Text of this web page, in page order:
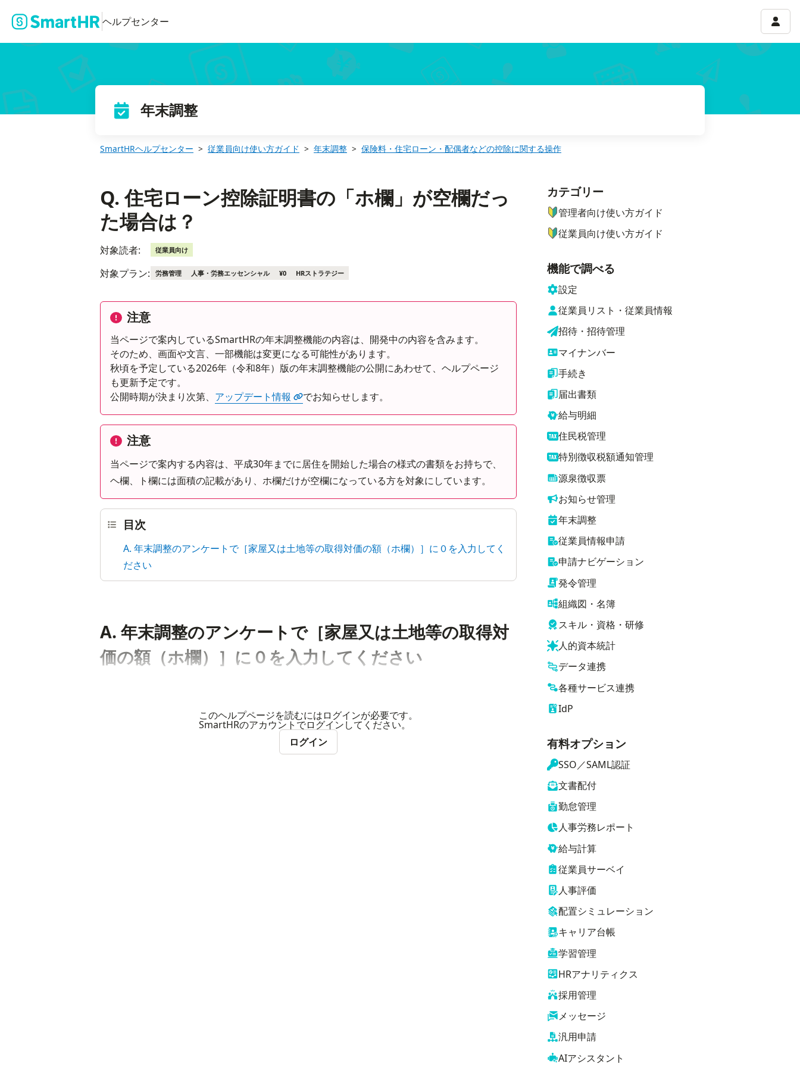
ヘルプセンター アカ
年末調整
SmartHRヘルプセンター 従業員向け使い方ガイド 年末調整 保険料・住宅ローン・配偶者などの控除に関する操作
Q. 住宅ローン控除証明書の「ホ欄」が空欄だっ
た場合は？
対象読者: 従業員向け
対象プラン: 労務管理 人事・労務エッセンシャル ¥0 HRストラテジー
注意
当ページで案内しているSmartHRの年末調整機能の内容は、開発中の内容を含みます。
そのため、画面や文言、一部機能は変更になる可能性があります。
秋頃を予定している2026年（令和8年）版の年末調整機能の公開にあわせて、ヘルプページ
も更新予定です。
公開時期が決まり次第、 アップデート情報 でお知らせします。
注意
当ページで案内する内容は、平成30年までに居住を開始した場合の様式の書類をお持ちで、
ヘ欄、ト欄には面積の記載があり、ホ欄だけが空欄になっている方を対象にしています。
目次
A. 年末調整のアンケートで［家屋又は土地等の取得対価の額（ホ欄）］に０を入力してく
ださい
A. 年末調整のアンケートで［家屋又は土地等の取得対
価の額（ホ欄）］に０を入力してください
このヘルプページを読むにはログインが必要です。
SmartHRのアカウントでログインしてください。
ログイン
ナビゲーションメニュー
カテゴリー
管理者向け使い方ガイド
従業員向け使い方ガイド
機能で調べる
設定
従業員リスト・従業員情報
招待・招待管理
マイナンバー
手続き
届出書類
給与明細
住民税管理
特別徴収税額通知管理
源泉徴収票
お知らせ管理
年末調整
従業員情報申請
申請ナビゲーション
発令管理
組織図・名簿
スキル・資格・研修
人的資本統計
データ連携
各種サービス連携
IdP
有料オプション
SSO／SAML認証
文書配付
勤怠管理
人事労務レポート
給与計算
従業員サーベイ
人事評価
配置シミュレーション
キャリア台帳
学習管理
HRアナリティクス
採用管理
メッセージ
汎用申請
AIアシスタント